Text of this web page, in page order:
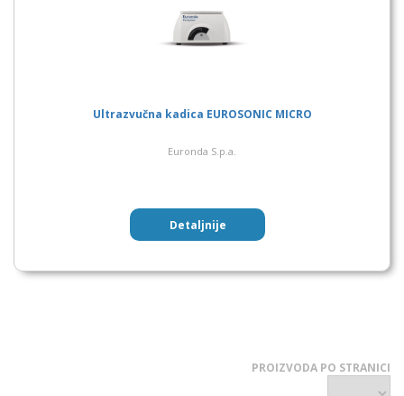
Ultrazvučna kadica EUROSONIC MICRO
Euronda S.p.a.
Detaljnije
PROIZVODA PO STRANICI